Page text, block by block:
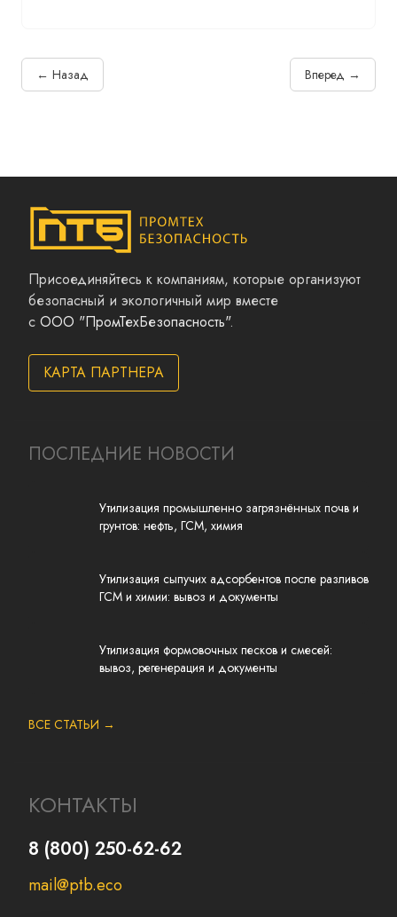
← Назад Вперед →
Присоединяйтесь к компаниям, которые организуют
безопасный и экологичный мир вместе
с ООО "ПромТехБезопасность".
КАРТА ПАРТНЕРА
ПОСЛЕДНИЕ НОВОСТИ
Утилизация промышленно загрязнённых почв и
грунтов: нефть, ГСМ, химия
Утилизация сыпучих адсорбентов после разливов
ГСМ и химии: вывоз и документы
Утилизация формовочных песков и смесей:
вывоз, регенерация и документы
ВСЕ СТАТЬИ →
КОНТАКТЫ
8 (800) 250-62-62
mail@ptb.eco